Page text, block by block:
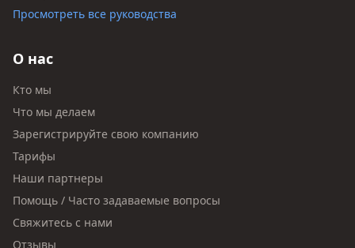
Просмотреть все руководства
О нас
Кто мы
Что мы делаем
Зарегистрируйте свою компанию
Тарифы
Наши партнеры
Помощь / Часто задаваемые вопросы
Свяжитесь с нами
Отзывы